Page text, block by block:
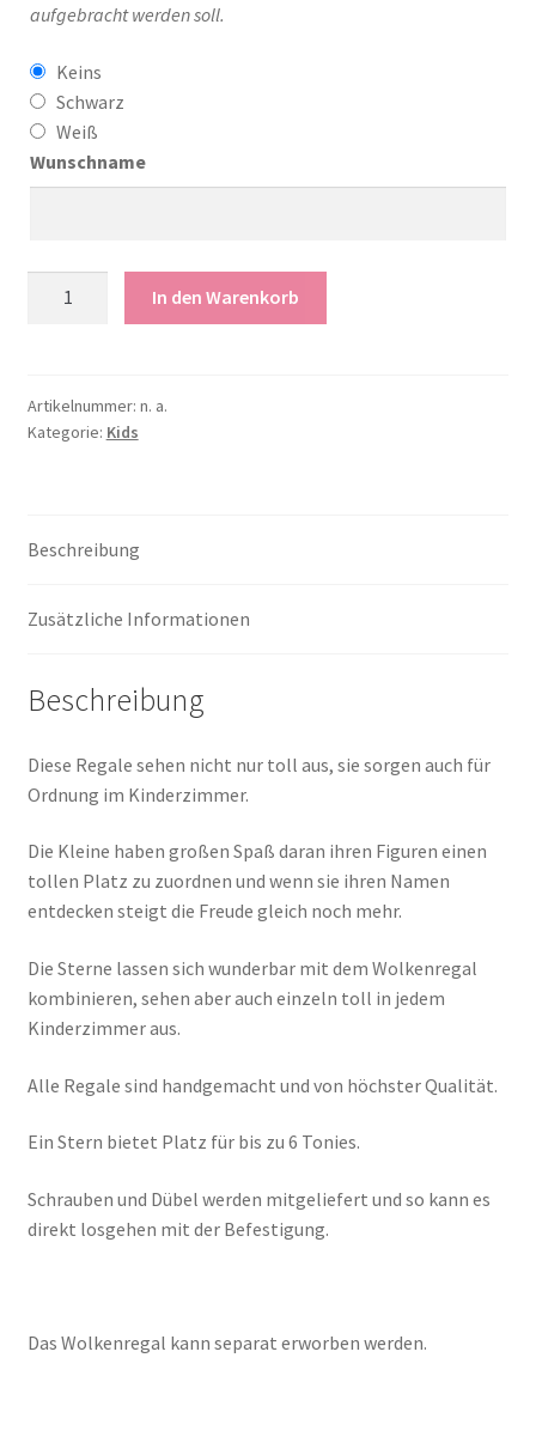
aufgebracht werden soll.
Keins
Schwarz
Weiß
Wunschname
In den Warenkorb
Artikelnummer: n. a.
Kategorie: Kids
Beschreibung
Zusätzliche Informationen
Beschreibung
Diese Regale sehen nicht nur toll aus, sie sorgen auch für
Ordnung im Kinderzimmer.
Die Kleine haben großen Spaß daran ihren Figuren einen
tollen Platz zu zuordnen und wenn sie ihren Namen
entdecken steigt die Freude gleich noch mehr.
Die Sterne lassen sich wunderbar mit dem Wolkenregal
kombinieren, sehen aber auch einzeln toll in jedem
Kinderzimmer aus.
Alle Regale sind handgemacht und von höchster Qualität.
Ein Stern bietet Platz für bis zu 6 Tonies.
Schrauben und Dübel werden mitgeliefert und so kann es
direkt losgehen mit der Befestigung.
Das Wolkenregal kann separat erworben werden.